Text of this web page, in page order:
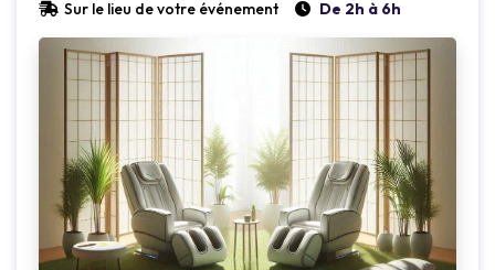
Sur le lieu de votre événement
De 2h à 6h